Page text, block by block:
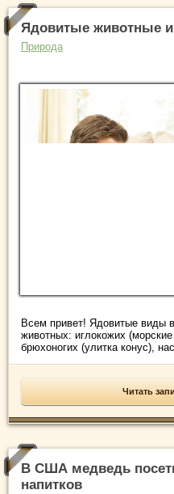
Ядовитые животные
Природа
Всем привет! Ядовитые виды
животных: иглокожих
брюхоногих (улитка конус),
Читать
В США медведь
напитков